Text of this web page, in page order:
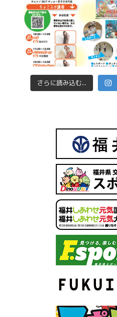
さらに読み込む...